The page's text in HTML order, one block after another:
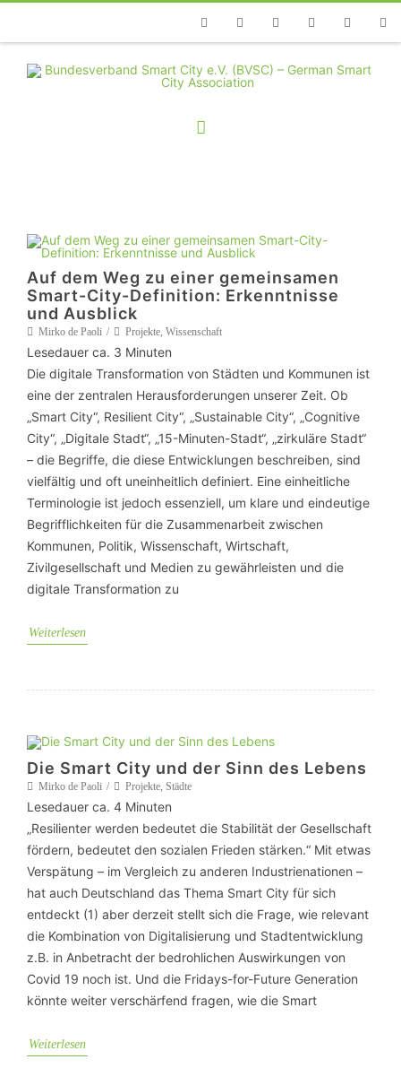
TelefonFacebookTwitterYoutubeInstagramLinkedin
Auf dem Weg zu einer gemeinsamen
Smart-City-Definition: Erkenntnisse
und Ausblick
Mirko de Paoli Projekte, Wissenschaft
Lesedauer ca. 3 Minuten
Die digitale Transformation von Städten und Kommunen ist
eine der zentralen Herausforderungen unserer Zeit. Ob
„Smart City“, Resilient City“, „Sustainable City“, „Cognitive
City“, „Digitale Stadt“, „15-Minuten-Stadt“, „zirkuläre Stadt“
– die Begriffe, die diese Entwicklungen beschreiben, sind
vielfältig und oft uneinheitlich definiert. Eine einheitliche
Terminologie ist jedoch essenziell, um klare und eindeutige
Begrifflichkeiten für die Zusammenarbeit zwischen
Kommunen, Politik, Wissenschaft, Wirtschaft,
Zivilgesellschaft und Medien zu gewährleisten und die
digitale Transformation zu
Weiterlesen
Die Smart City und der Sinn des Lebens
Mirko de Paoli Projekte, Städte
Lesedauer ca. 4 Minuten
„Resilienter werden bedeutet die Stabilität der Gesellschaft
fördern, bedeutet den sozialen Frieden stärken.“ Mit etwas
Verspätung – im Vergleich zu anderen Industrienationen –
hat auch Deutschland das Thema Smart City für sich
entdeckt (1) aber derzeit stellt sich die Frage, wie relevant
die Kombination von Digitalisierung und Stadtentwicklung
z.B. in Anbetracht der bedrohlichen Auswirkungen von
Covid 19 noch ist. Und die Fridays-for-Future Generation
könnte weiter verschärfend fragen, wie die Smart
Weiterlesen